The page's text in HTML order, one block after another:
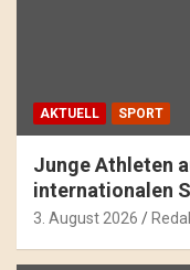
AKTUELL SPORT
Junge Athleten
internationalen
3. August 2026